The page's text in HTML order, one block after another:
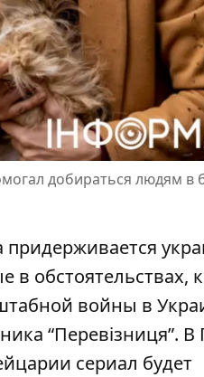
добираться людям в
придерживается
в обстоятельствах,
войны в
“Перевізниця”. В
сериал будет